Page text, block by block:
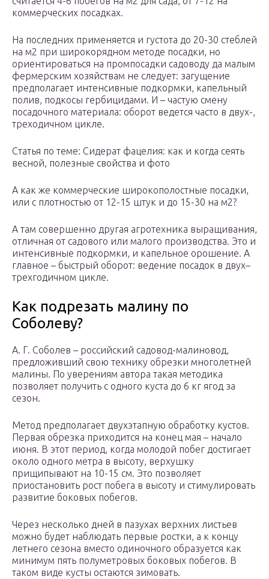
коммерческих посадках.
На последних применяется и густота до 20-30 стеблей
на м2 при широкорядном методе посадки, но
ориентироваться на промпосадки садоводу да малым
фермерским хозяйствам не следует: загущение
предполагает интенсивные подкормки, капельный
полив, подкосы гербицидами. И – частую смену
посадочного материала: оборот ведется часто в двух-,
треходичном цикле.
Статья по теме: Сидерат фацелия: как и когда сеять
весной, полезные свойства и фото
А как же коммерческие широкополостные посадки,
или с плотностью от 12-15 штук и до 15-30 на м2?
А там совершенно другая агротехника выращивания,
отличная от садового или малого производства. Это и
интенсивные подкормки, и капельное орошение. А
главное – быстрый оборот: ведение посадок в двух–
трехгодичном цикле.
Как подрезать малину по
Соболеву?
А. Г. Соболев – российский садовод-малиновод,
предложивший свою технику обрезки многолетней
малины. По уверениям автора такая методика
позволяет получить с одного куста до 6 кг ягод за
сезон.
Метод предполагает двухэтапную обработку кустов.
Первая обрезка приходится на конец мая – начало
июня. В этот период, когда молодой побег достигает
около одного метра в высоту, верхушку
прищипывают на 10-15 см. Это позволяет
приостановить рост побега в высоту и стимулировать
развитие боковых побегов.
Через несколько дней в пазухах верхних листьев
можно будет наблюдать первые ростки, а к концу
летнего сезона вместо одиночного образуется как
минимум пять полуметровых боковых побегов. В
таком виде кусты остаются зимовать.